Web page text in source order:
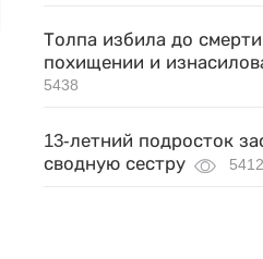
Толпа избила до
похищении и
5438
13-летний подросток
сводную сестру
5412